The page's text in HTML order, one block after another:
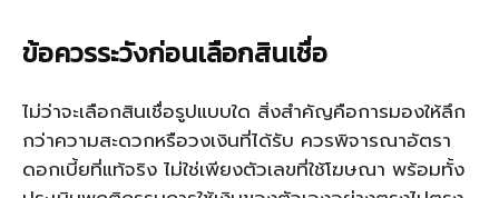
ข้อควรระวังก่อนเลือกสินเชื่อ
ไม่ว่าจะเลือกสินเชื่อรูปแบบใด สิ่งสำคัญคือการมองให้ลึก
กว่าความสะดวกหรือวงเงินที่ได้รับ ควรพิจารณาอัตรา
ดอกเบี้ยที่แท้จริง ไม่ใช่เพียงตัวเลขที่ใช้โฆษณา พร้อมทั้ง